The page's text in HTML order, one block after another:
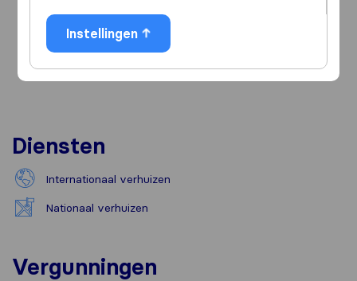
Diensten
Internationaal verhuizen
Nationaal verhuizen
Vergunningen
Instellingen